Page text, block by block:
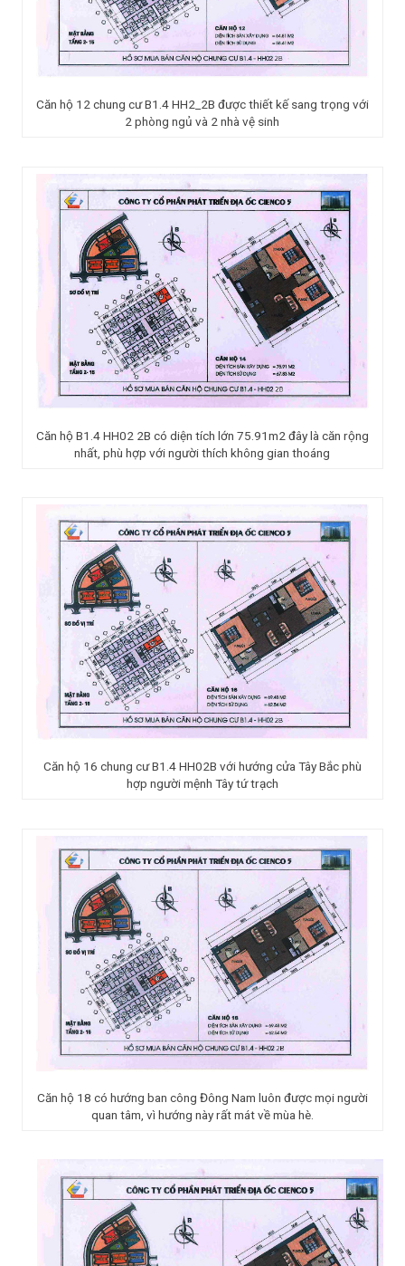
Căn hộ 12 chung cư B1.4 HH2_2B được thiết kế sang trọng với
2 phòng ngủ và 2 nhà vệ sinh
Căn hộ B1.4 HH02 2B có diện tích lớn 75.91m2 đây là căn rộng
nhất, phù hợp với người thích không gian thoáng
Căn hộ 16 chung cư B1.4 HH02B với hướng cửa Tây Bắc phù
hợp người mệnh Tây tứ trạch
Căn hộ 18 có hướng ban công Đông Nam luôn được mọi người
quan tâm, vì hướng này rất mát về mùa hè.